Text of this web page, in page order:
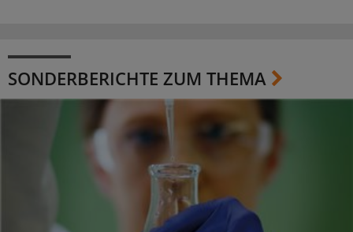
SONDERBERICHTE ZUM THEMA